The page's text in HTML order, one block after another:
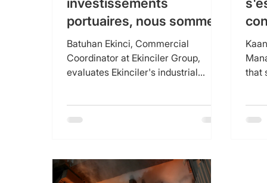
portuaires, nous sommes
devenus un écosystème
industriel qui produit,
exporte et s'ouvre au
Batuhan Ekinci, Commercial
Coordinator at Ekinciler Group,
evaluates Ekinciler's industrial
strengthened by port investments,
that
and